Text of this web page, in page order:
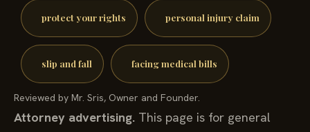
protect your rights personal injury claim
slip and fall facing medical bills
Reviewed by Mr. Sris, Owner and Founder.
Attorney advertising. This page is for general